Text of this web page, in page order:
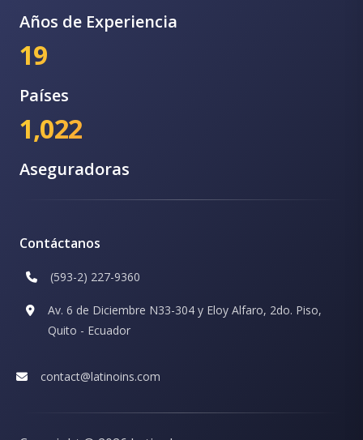
Años de Experiencia
19
Países
1,022
Aseguradoras
Contáctanos
(593-2) 227-9360
Av. 6 de Diciembre N33-304 y Eloy Alfaro, 2do. Piso,
Quito - Ecuador
contact@latinoins.com